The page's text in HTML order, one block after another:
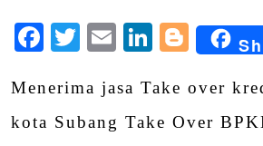
Facebook
Twitter
Email
Menerima jasa Take over
kota Subang Take Over